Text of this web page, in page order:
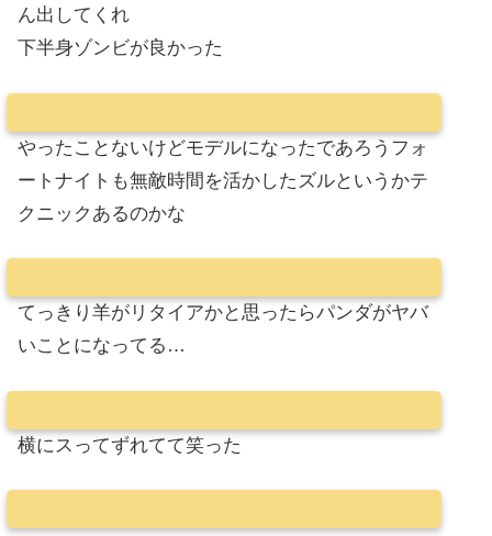
ん出してくれ
下半身ゾンビが良かった
やったことないけどモデルになったであろうフォ
ートナイトも無敵時間を活かしたズルというかテ
クニックあるのかな
てっきり羊がリタイアかと思ったらパンダがヤバ
いことになってる…
横にスってずれてて笑った